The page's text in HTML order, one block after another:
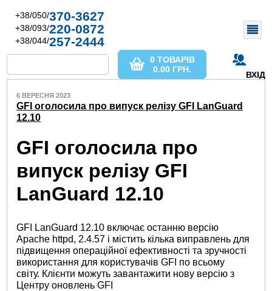
+38/050/370-3627
+38/093/220-0872
+38/044/257-2444
ВХІД
0 ТОВАРІВ
0.00 ГРН.
6 ВЕРЕСНЯ 2023
GFI оголосила про випуск релізу GFI LanGuard
12.10
GFI оголосила про
випуск релізу GFI
LanGuard 12.10
GFI LanGuard 12.10 включає останню версію
Apache httpd, 2.4.57 і містить кілька виправлень для
підвищення операційної ефективності та зручності
використання для користувачів GFI по всьому
світу. Клієнти можуть завантажити нову версію з
Центру оновлень GFI